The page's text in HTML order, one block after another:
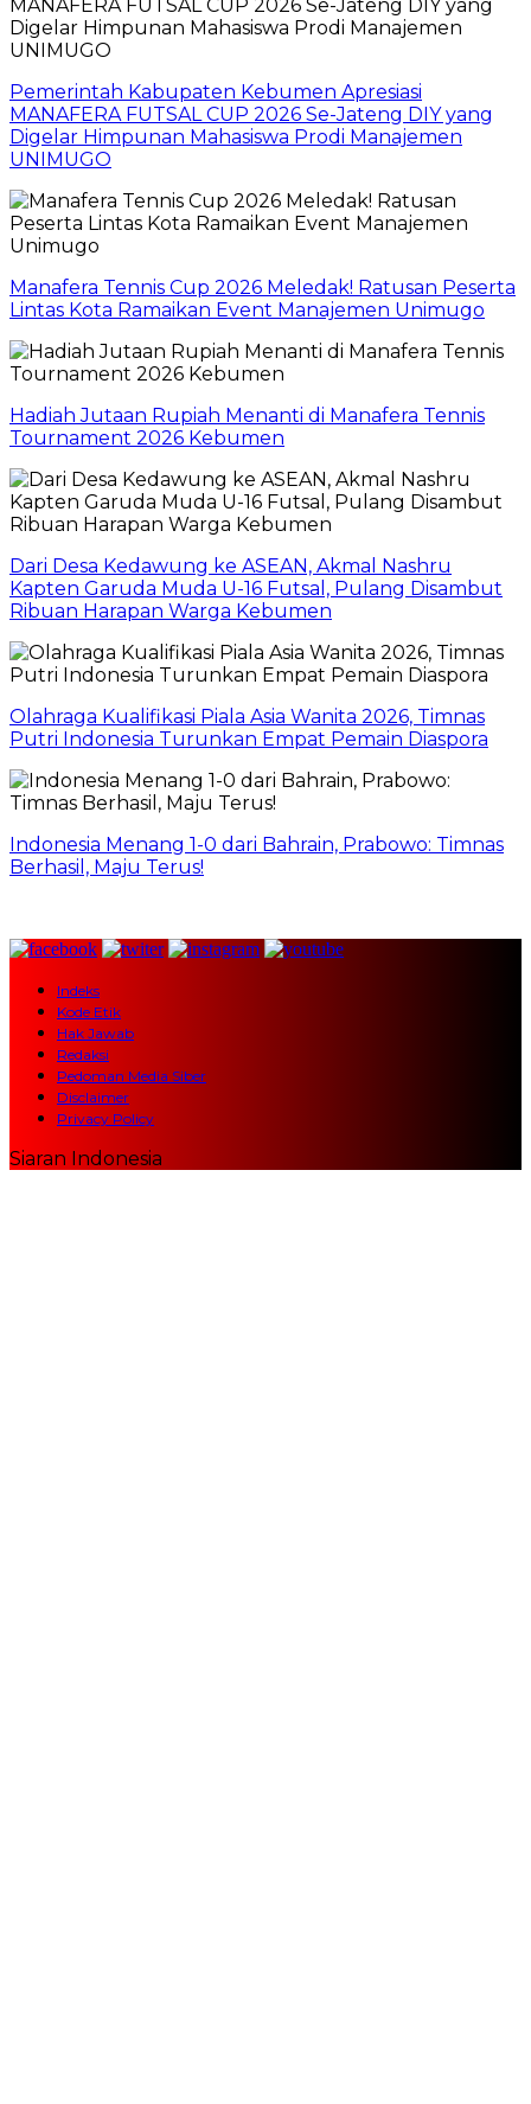
Pemerintah Kabupaten Kebumen Apresiasi
MANAFERA FUTSAL CUP 2026 Se-Jateng DIY yang
Digelar Himpunan Mahasiswa Prodi Manajemen
UNIMUGO
Manafera Tennis Cup 2026 Meledak! Ratusan Peserta
Lintas Kota Ramaikan Event Manajemen Unimugo
Hadiah Jutaan Rupiah Menanti di Manafera Tennis
Tournament 2026 Kebumen
Dari Desa Kedawung ke ASEAN, Akmal Nashru
Kapten Garuda Muda U-16 Futsal, Pulang Disambut
Ribuan Harapan Warga Kebumen
Olahraga Kualifikasi Piala Asia Wanita 2026, Timnas
Putri Indonesia Turunkan Empat Pemain Diaspora
Indonesia Menang 1-0 dari Bahrain, Prabowo: Timnas
Berhasil, Maju Terus!
Indeks
Kode Etik
Hak Jawab
Redaksi
Pedoman Media Siber
Disclaimer
Privacy Policy
Siaran Indonesia